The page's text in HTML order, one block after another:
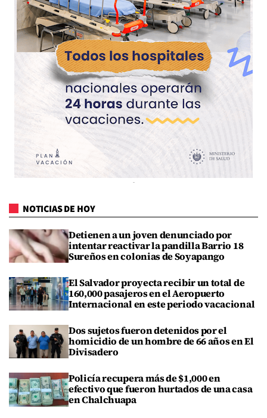
NOTICIAS DE HOY
Detienen a un joven denunciado por
intentar reactivar la pandilla Barrio 18
Sureños en colonias de Soyapango
El Salvador proyecta recibir un total de
160,000 pasajeros en el Aeropuerto
Internacional en este periodo vacacional
Dos sujetos fueron detenidos por el
homicidio de un hombre de 66 años en El
Divisadero
Policía recupera más de $1,000 en
efectivo que fueron hurtados de una casa
en Chalchuapa